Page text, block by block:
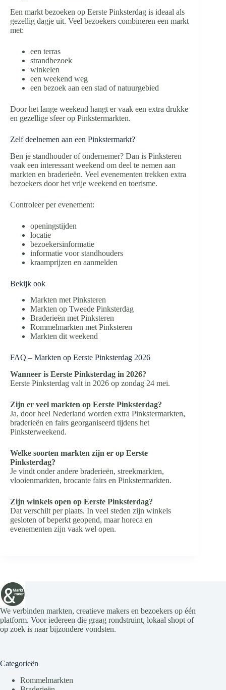
Een markt bezoeken op Eerste Pinksterdag is ideaal als
gezellig dagje uit. Veel bezoekers combineren een markt
met:
een terras
strandbezoek
winkelen
een weekend weg
een bezoek aan een stad of natuurgebied
Door het lange weekend hangt er vaak een extra drukke
en gezellige sfeer op Pinkstermarkten.
Zelf deelnemen aan een Pinkstermarkt?
Ben je standhouder of ondernemer? Dan is Pinksteren
vaak een interessant weekend om deel te nemen aan
markten en braderieën. Veel evenementen trekken extra
bezoekers door het vrije weekend en toerisme.
Controleer per evenement:
openingstijden
locatie
bezoekersinformatie
informatie voor standhouders
kraamprijzen en aanmelden
Bekijk ook
Markten met Pinksteren
Markten op Tweede Pinksterdag
Braderieën met Pinksteren
Rommelmarkten met Pinksteren
Markten dit weekend
FAQ – Markten op Eerste Pinksterdag 2026
Wanneer is Eerste Pinksterdag in 2026?
Eerste Pinksterdag valt in 2026 op zondag 24 mei.
Zijn er veel markten op Eerste Pinksterdag?
Ja, door heel Nederland worden extra Pinkstermarkten,
braderieën en fairs georganiseerd tijdens het
Pinksterweekend.
Welke soorten markten zijn er op Eerste
Pinksterdag?
Je vindt onder andere braderieën, streekmarkten,
vlooienmarkten, brocante fairs en Pinkstermarkten.
Zijn winkels open op Eerste Pinksterdag?
Dat verschilt per plaats. In veel steden zijn winkels
gesloten of beperkt geopend, maar horeca en
evenementen zijn vaak wel open.
We verbinden markten, creatieve makers en bezoekers op één
platform. Voor iedereen die graag rondstruint, lokaal shopt of
op zoek is naar bijzondere vondsten.
Categorieën
Rommelmarkten